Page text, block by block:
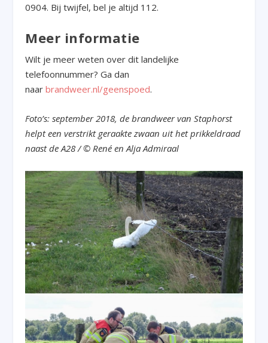
0904. Bij twijfel, bel je altijd 112.
Meer informatie
Wilt je meer weten over dit landelijke
telefoonnummer? Ga dan
naarbrandweer.nl/geenspoed.
Foto’s: september 2018, de brandweer van Staphorst
helpt een verstrikt geraakte zwaan uit het prikkeldraad
naast de A28 / © René en Alja Admiraal